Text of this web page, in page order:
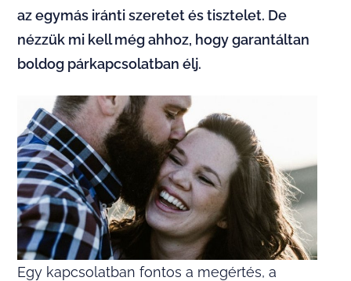
az egymás iránti szeretet és tisztelet. De
nézzük mi kell még ahhoz, hogy garantáltan
boldog párkapcsolatban élj.
Egy kapcsolatban fontos a megértés, a